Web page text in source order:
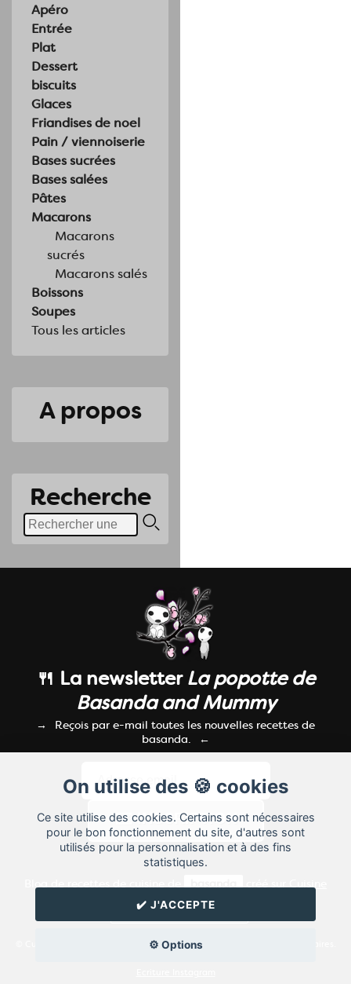
Apéro
Entrée
Plat
Dessert
biscuits
Glaces
Friandises de noel
Pain / viennoiserie
Bases sucrées
Bases salées
Pâtes
Macarons
Macarons
sucrés
Macarons salés
Boissons
Soupes
Tous les articles
A propos
Recherche
On utilise des 🍪 cookies
Ce site utilise des cookies. Certains sont nécessaires
pour le bon fonctionnement du site, d'autres sont
utilisés pour la personnalisation et à des fins
statistiques.
✔️ J'ACCEPTE
⚙️ Options
🍴 La newsletterLa popotte de
Basanda and Mummy
Reçois par e-mail toutes les nouvelles recettes de
basanda.
✉️ Contacter basanda
© Cuisine.land : La plateforme de blog spécialisée dans les blogs culinaires.
Créer un blog de cuisine